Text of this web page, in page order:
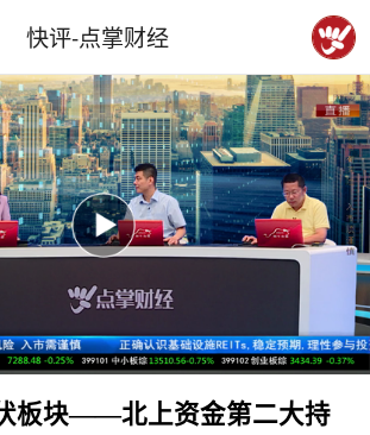
快评-点掌财经
板块——北上资金第二大持